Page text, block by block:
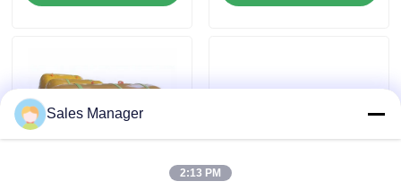
Yêu cầu báo giá
Thang khí cứu hộ trên biển
Túi khí hàng hải bơm hơi
Sales Manager
2:13 PM